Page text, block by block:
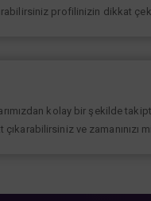
profilinizin dikkat
kolay bir şekilde
ve zamanınızı